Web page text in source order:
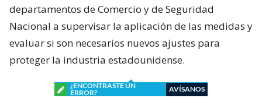
departamentos de Comercio y de Seguridad
Nacional a supervisar la aplicación de las medidas y
evaluar si son necesarios nuevos ajustes para
proteger la industria estadounidense.
¿ENCONTRASTE UN
ERROR?
AVÍSANOS